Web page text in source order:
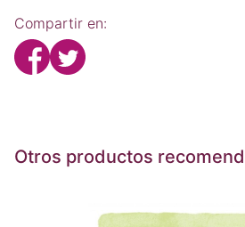
Compartir en:
Otros productos